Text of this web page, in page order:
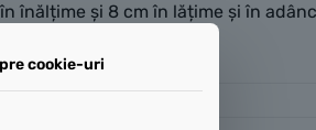
înălțime și 8 cm în lățime și în
cookie-uri